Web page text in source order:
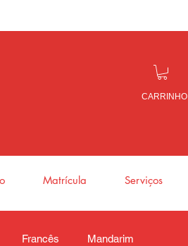
CARRINHO
Matrícula Serviços
Francês Mandarim